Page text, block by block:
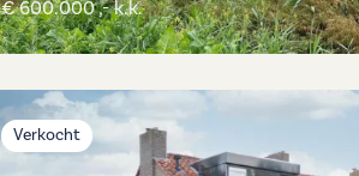
€ 600.000 ,- k.k.
Verkocht